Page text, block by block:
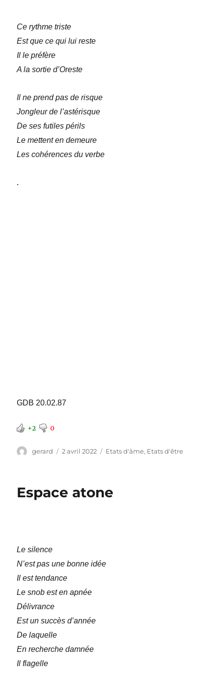
Ce rythme triste
Est que ce qui lui reste
Il le préfère
A la sortie d’Oreste
Il ne prend pas de risque
Jongleur de l’astérisque
De ses futiles périls
Le mettent en demeure
Les cohérences du verbe
.
GDB 20.02.87
+2 0
Auteur
gerard
Publié
2 avril 2022 Catégories
Etats d'âme, Etats d'être
Espace atone
Le silence
N’est pas une bonne idée
Il est tendance
Le snob est en apnée
Délivrance
Est un succès d’année
De laquelle
En recherche damnée
Il flagelle